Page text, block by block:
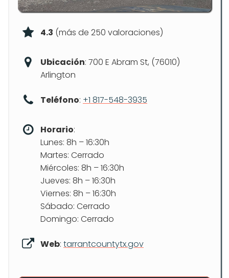
4.3 (más de 250 valoraciones)
Ubicación: 700 E Abram St, (76010)
Arlington
Teléfono: +1 817-548-3935
Horario:
Lunes: 8h – 16:30h
Martes: Cerrado
Miércoles: 8h – 16:30h
Jueves: 8h – 16:30h
Viernes: 8h – 16:30h
Sábado: Cerrado
Domingo: Cerrado
Web: tarrantcountytx.gov